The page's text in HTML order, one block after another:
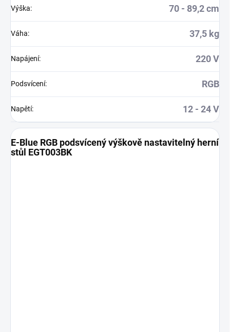
Výška: 70 - 89,2 cm
Váha: 37,5 kg
Napájení: 220 V
Podsvícení: RGB
Napětí: 12 - 24 V
E-Blue RGB podsvícený výškově nastavitelný herní
stůl EGT003BK